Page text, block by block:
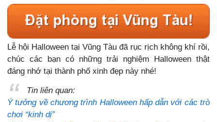
Lễ hội Halloween tại Vũng Tàu đã rục rịch không khí rồi,
chúc các bạn có những trải nghiệm Halloween thật
đáng nhớ tại thành phố xinh đẹp này nhé!
Tin liên quan:
Ý tưởng về chương trình Halloween hấp dẫn với các trò
chơi “kinh dị”